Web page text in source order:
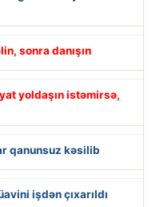
sonra danışın
yoldaşın istəmirsə,
qanunsuz kəsilib
işdən çıxarıldı